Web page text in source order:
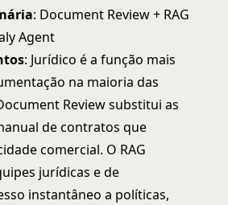
: Document Review + RAG
Agent
: Jurídico é a função mais
na maioria das
Review substitui as
de contratos que
comercial. O RAG
jurídicas e de
instantâneo a políticas,